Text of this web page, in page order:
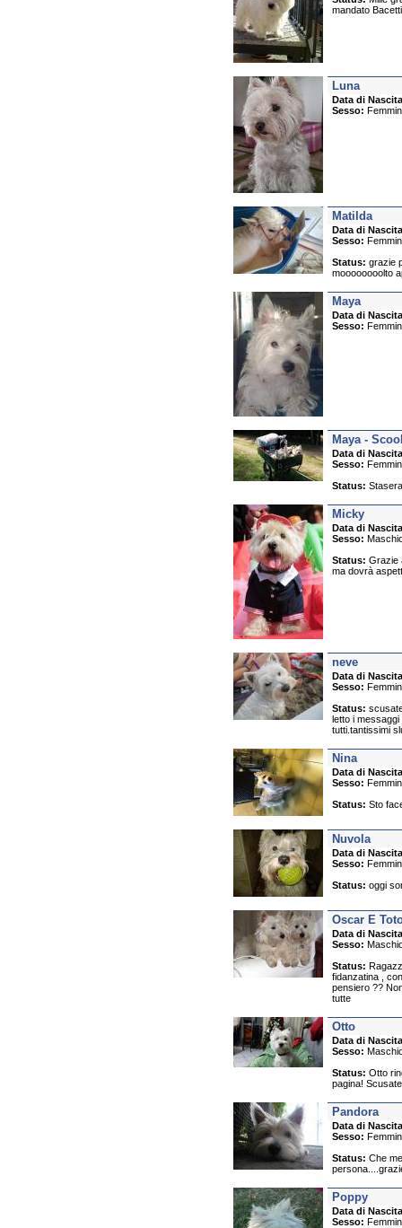
mandato
Luna
Data di
Sesso:
Matilda
Data di
Sesso:
Status: grazie
moooooooolto
Maya
Data di
Sesso:
Maya -
Data di
Sesso:
Status:
Micky
Data di
Sesso:
Status: Grazie
ma dovrà
neve
Data di
Sesso:
Status:
letto i
tutti.tantissimi
Nina
Data di
Sesso:
Status: Sto
Nuvola
Data di
Sesso:
Status: oggi
Oscar E
Data di
Sesso:
Status:
fidanzatina ,
pensiero ??
tutte
Otto
Data di
Sesso:
Status: Otto
pagina!
Pandora
Data di
Sesso:
Status: Che
Poppy
Data di
Sesso: